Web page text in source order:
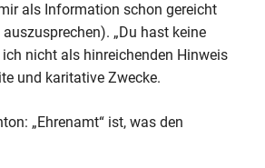
als Information schon gereicht
„Du hast keine
nicht als hinreichenden Hinweis
und karitative Zwecke.
„Ehrenamt“ ist, was den